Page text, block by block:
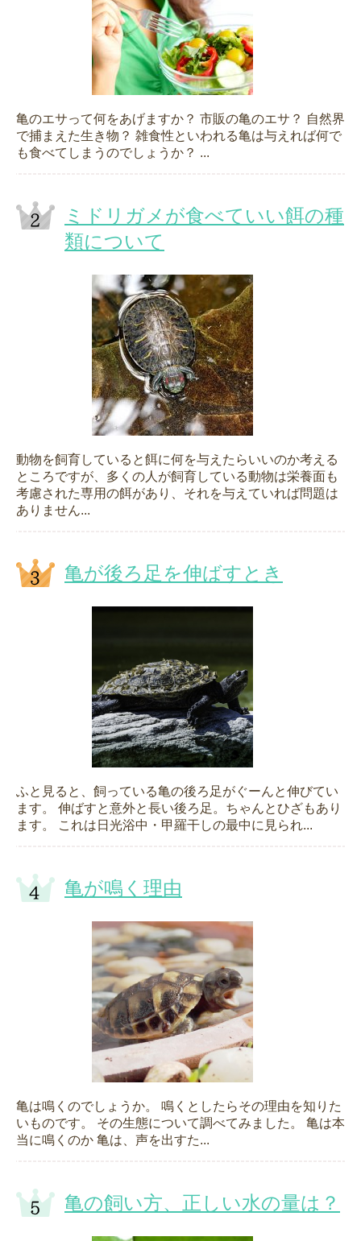
亀のエサって何をあげますか？ 市販の亀のエサ？ 自然界
で捕まえた生き物？ 雑食性といわれる亀は与えれば何で
も食べてしまうのでしょうか？ ...
ミドリガメが食べていい餌の種
類について
動物を飼育していると餌に何を与えたらいいのか考える
ところですが、多くの人が飼育している動物は栄養面も
考慮された専用の餌があり、それを与えていれば問題は
ありません...
亀が後ろ足を伸ばすとき
ふと見ると、飼っている亀の後ろ足がぐーんと伸びてい
ます。 伸ばすと意外と長い後ろ足。ちゃんとひざもあり
ます。 これは日光浴中・甲羅干しの最中に見られ...
亀が鳴く理由
亀は鳴くのでしょうか。 鳴くとしたらその理由を知りた
いものです。 その生態について調べてみました。 亀は本
当に鳴くのか 亀は、声を出すた...
亀の飼い方、正しい水の量は？